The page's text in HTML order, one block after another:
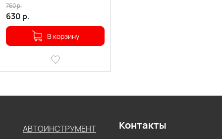
630 р.
760р.
В корзину
АВТОИНСТРУМЕНТ
Контакты